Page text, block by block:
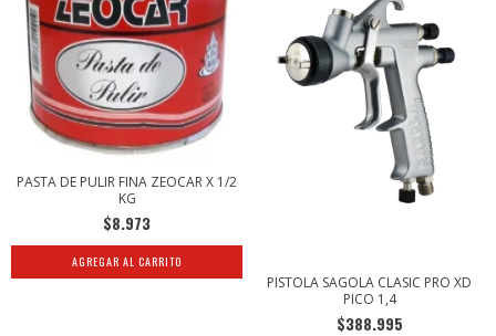
PASTA DE PULIR FINA ZEOCAR X 1/2
KG
$8.973
PISTOLA SAGOLA CLASIC PRO XD
PICO 1,4
$388.995